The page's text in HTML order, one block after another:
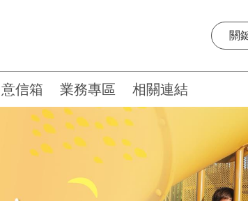
意信箱 業務專區 相關連結